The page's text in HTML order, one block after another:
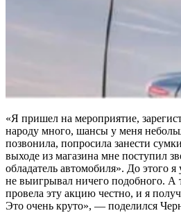
«Я пришел на мероприятие,
народу много, шансы у меня
позвонила, попросила занести
выходе из магазина мне поступил
обладатель автомобиля». До этого я
не выигрывал ничего подобного.
провела эту акцию честно, и я
Это очень круто», — поделился